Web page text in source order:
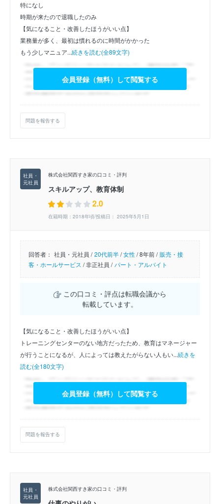
特になし
時期が来たので退職したのみ
【気になること・改善したほうがいい点】
業務量が多く、最初は慣れるのに時間がかかった
もう少しマニュア...続きを読む(全89文字)
会員登録（無料）して閲覧する
問題を報告する
株式会社関西すき家の口コミ・評判
スキルアップ、教育体制
2.0
在籍時期：2018年頃/投稿日： 2025年5月1日
回答者： 社員・元社員 / 20代前半/女性/8年前 / 販売・接
客・ホールサービス /非正社員 / パート・アルバイト
この口コミ・評点は転職会議から
転載しています。
【気になること・改善したほうがいい点】
トレーニングセンターのない地方だったため、教育はマネージャー
が行うことになるが、人によっては教えたがらない人もい...続きを
読む(全180文字)
会員登録（無料）して閲覧する
問題を報告する
株式会社関西すき家の口コミ・評判